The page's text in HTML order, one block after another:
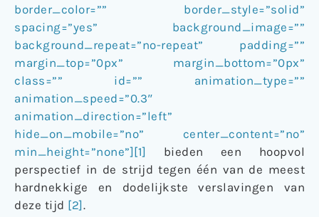
border_color=”” border_style=”solid”
spacing=”yes” background_image=””
background_repeat=”no-repeat” padding=””
margin_top=”0px” margin_bottom=”0px”
class=”” id=”” animation_type=””
animation_speed=”0.3″
animation_direction=”left”
hide_on_mobile=”no” center_content=”no”
min_height=”none”][1]
bieden een hoopvol
perspectief in de strijd tegen één van de meest
hardnekkige en dodelijkste verslavingen van
deze tijd [2].